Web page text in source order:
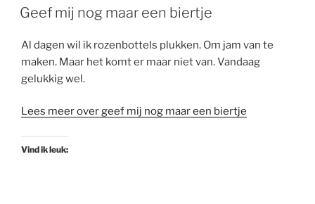
OP
Geef mij nog maar een biertje
Al dagen wil ik rozenbottels plukken. Om jam van te
maken. Maar het komt er maar niet van. Vandaag
gelukkig wel.
Lees meer over geef mij nog maar een biertje
Vind ik leuk: